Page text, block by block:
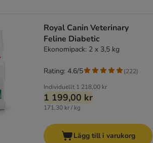
Royal Canin Veterinary
Feline Diabetic
Ekonomipack: 2 x 3,5 kg
Individuellt 1 218,00 kr
1 199,00 kr
171,30 kr / kg
Rating: 4.6/5 (222)
Lägg till i varukorg